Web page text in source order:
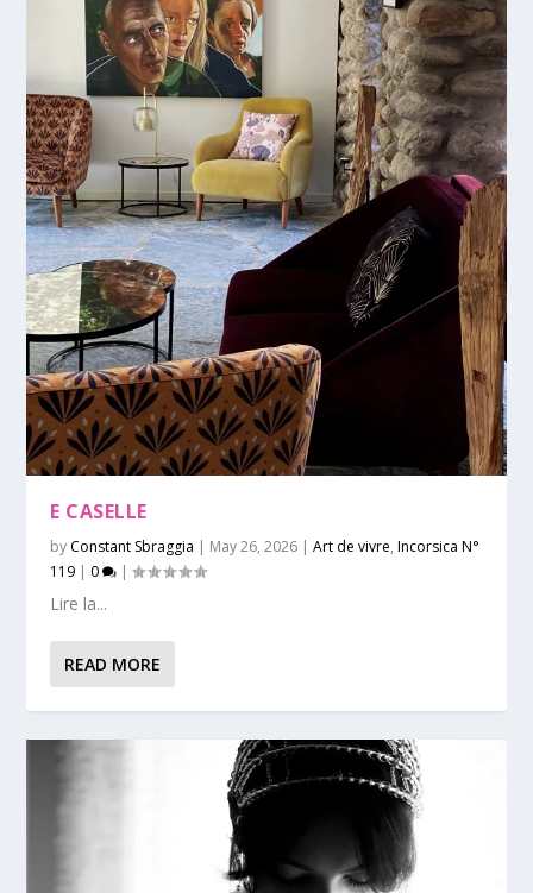
E CASELLE
by Constant Sbraggia | May 26, 2026 |Art de vivre,Incorsica N°
119 | 0 |
Lire la...
READ MORE